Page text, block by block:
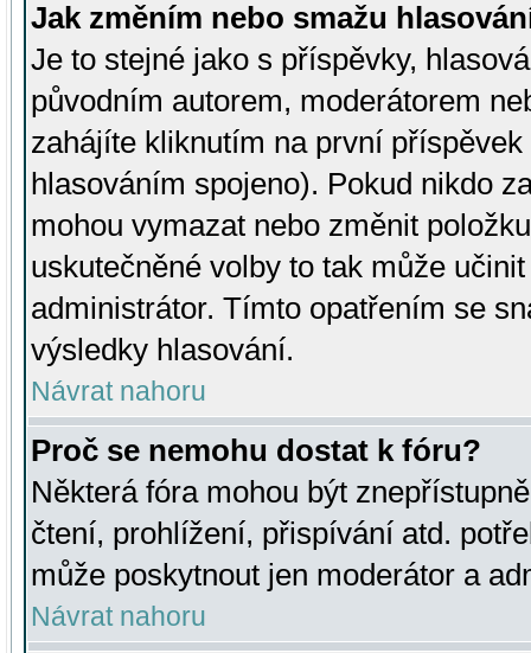
Jak změním nebo smažu
Je to stejné jako s příspěvky,
původním autorem, moderátorem
zahájíte kliknutím na první
hlasováním spojeno). Pokud nikdo
mohou vymazat nebo změnit
uskutečněné volby to tak může
administrátor. Tímto opatřením se
výsledky hlasování.
Návrat nahoru
Proč se nemohu dostat k fóru?
Některá fóra mohou být
čtení, prohlížení, přispívání atd.
může poskytnout jen moderátor a
Návrat nahoru